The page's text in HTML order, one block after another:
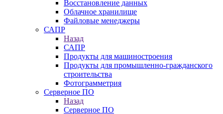
Восстановление данных
Облачное хранилище
Файловые менеджеры
САПР
Назад
САПР
Продукты для машиностроения
Продукты для промышленно-гражданского
строительства
Фотограмметрия
Серверное ПО
Назад
Серверное ПО